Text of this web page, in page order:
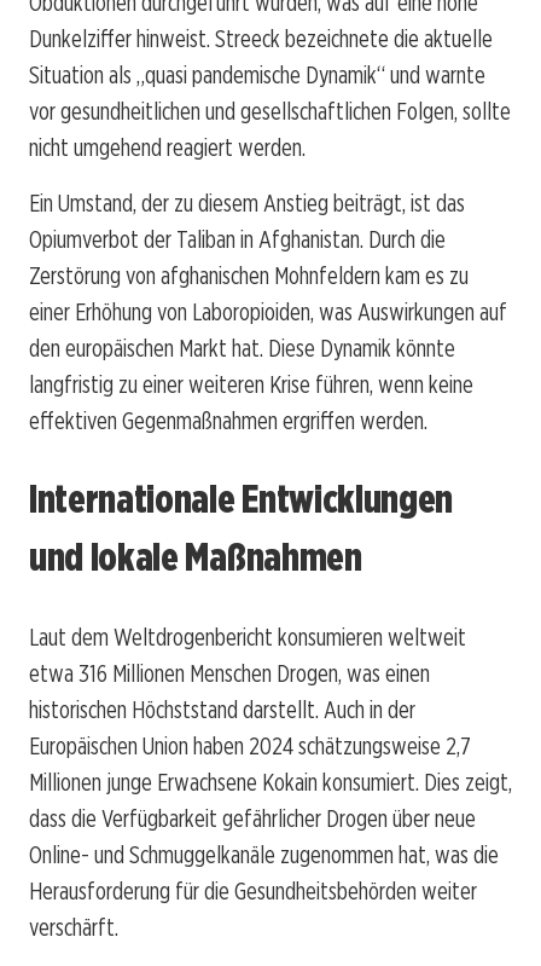
Dunkelziffer hinweist. Streeck bezeichnete die aktuelle
Situation als „quasi pandemische Dynamik“ und warnte
vor gesundheitlichen und gesellschaftlichen Folgen, sollte
nicht umgehend reagiert werden.
Ein Umstand, der zu diesem Anstieg beiträgt, ist das
Opiumverbot der Taliban in Afghanistan. Durch die
Zerstörung von afghanischen Mohnfeldern kam es zu
einer Erhöhung von Laboropioiden, was Auswirkungen auf
den europäischen Markt hat. Diese Dynamik könnte
langfristig zu einer weiteren Krise führen, wenn keine
effektiven Gegenmaßnahmen ergriffen werden.
Internationale Entwicklungen
und lokale Maßnahmen
Laut dem Weltdrogenbericht konsumieren weltweit
etwa 316 Millionen Menschen Drogen, was einen
historischen Höchststand darstellt. Auch in der
Europäischen Union haben 2024 schätzungsweise 2,7
Millionen junge Erwachsene Kokain konsumiert. Dies zeigt,
dass die Verfügbarkeit gefährlicher Drogen über neue
Online- und Schmuggelkanäle zugenommen hat, was die
Herausforderung für die Gesundheitsbehörden weiter
verschärft.